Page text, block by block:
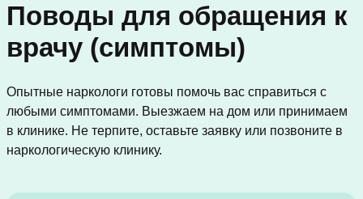
Поводы для обращения к
врачу (симптомы)
Опытные наркологи готовы помочь вас справиться с
любыми симптомами. Выезжаем на дом или принимаем
в клинике. Не терпите, оставьте заявку или позвоните в
наркологическую клинику.